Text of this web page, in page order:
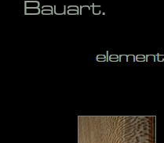
Bauart.